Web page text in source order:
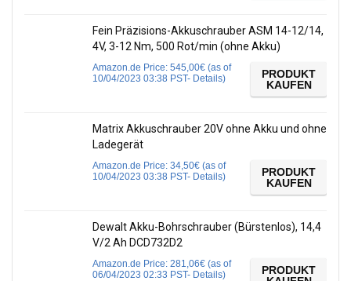
Fein Präzisions-Akkuschrauber ASM 14-12/14,
4V, 3-12 Nm, 500 Rot/min (ohne Akku)
Amazon.de Price: 545,00€ (as of
10/04/2023 03:38 PST- Details)
PRODUKT
KAUFEN
Matrix Akkuschrauber 20V ohne Akku und ohne
Ladegerät
Amazon.de Price: 34,50€ (as of
10/04/2023 03:38 PST- Details)
PRODUKT
KAUFEN
Dewalt Akku-Bohrschrauber (Bürstenlos), 14,4
V/2 Ah DCD732D2
Amazon.de Price: 281,06€ (as of
06/04/2023 02:33 PST- Details)
PRODUKT